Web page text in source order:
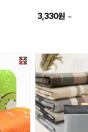
3,330원 ~